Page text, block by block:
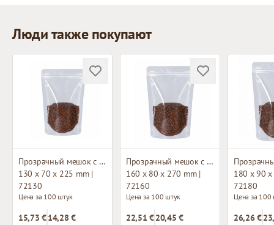
Люди также покупают
Прозрачный мешок с застежкой зип-лок
130 x 70 x 225 mm |
72130
Цена за 100 штук
15,73 €14,28 €
Прозрачный мешок с застежкой зип-лок
160 x 80 x 270 mm |
72160
Цена за 100 штук
22,51 €20,45 €
180 x 90
72180
Цена за 100
26,26 €